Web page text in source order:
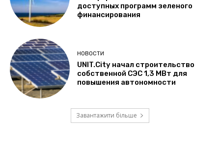
доступных программ зеленого
финансирования
НОВОСТИ
UNIT.City начал строительство
собственной СЭС 1,3 МВт для
повышения автономности
Завантажити більше